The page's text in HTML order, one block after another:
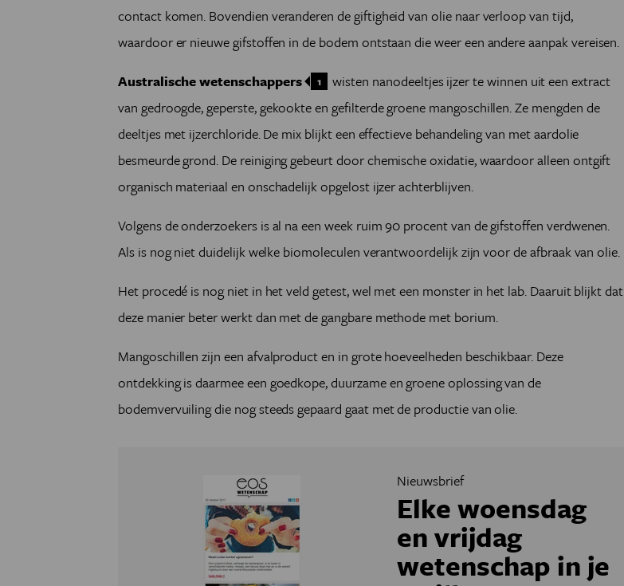
contact komen. Bovendien veranderen de giftigheid van olie naar verloop van tijd,
waardoor er nieuwe gifstoffen in de bodem ontstaan die weer een andere aanpak vereisen.
Australische wetenschappers
1 wisten nanodeeltjes ijzer te winnen uit een extract
van gedroogde, geperste, gekookte en gefilterde groene mangoschillen. Ze mengden de
deeltjes met ijzerchloride. De mix blijkt een effectieve behandeling van met aardolie
besmeurde grond. De reiniging gebeurt door chemische oxidatie, waardoor alleen ontgift
organisch materiaal en onschadelijk opgelost ijzer achterblijven.
Volgens de onderzoekers is al na een week ruim 90 procent van de gifstoffen verdwenen.
Als is nog niet duidelijk welke biomoleculen verantwoordelijk zijn voor de afbraak van olie.
Het procedé is nog niet in het veld getest, wel met een monster in het lab. Daaruit blijkt dat
deze manier beter werkt dan met de gangbare methode met borium.
Mangoschillen zijn een afvalproduct en in grote hoeveelheden beschikbaar. Deze
ontdekking is daarmee een goedkope, duurzame en groene oplossing van de
bodemvervuiling die nog steeds gepaard gaat met de productie van olie.
Nieuwsbrief
Elke woensdag
en vrijdag
wetenschap in je